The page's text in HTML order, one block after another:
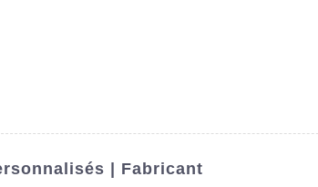
| Fabricant